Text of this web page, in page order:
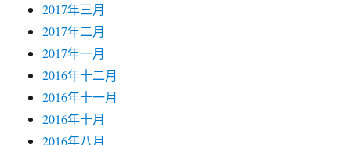
2017年三月
2017年二月
2017年一月
2016年十二月
2016年十一月
2016年十月
2016年八月